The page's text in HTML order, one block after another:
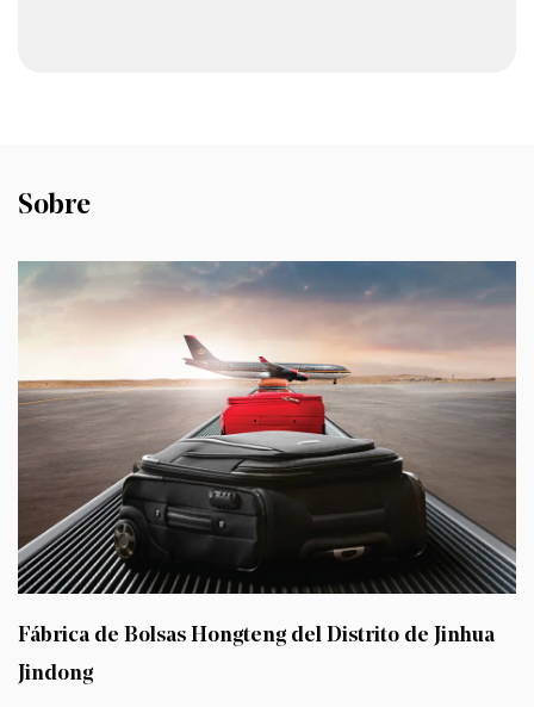
electrónicos y otras pertenencias.
compartimentos exclusivos para portátiles
y tabletas, lo que proporciona protección
adicional para estos valiosos artículos.
- Al incorporar un candado aprobado por
la TSA, estas maletas ofrecen una capa
adicional de seguridad, lo que permite
viajar de forma segura y sin
complicaciones a través de los controles de
seguridad del aeropuerto.
Ampliabilidad:
- Algunos modelos vienen con una función
ampliable, que le permite aumentar la
Sobre
Fábrica de Bolsas Hongteng del Distrito de Jinhua
Jindong